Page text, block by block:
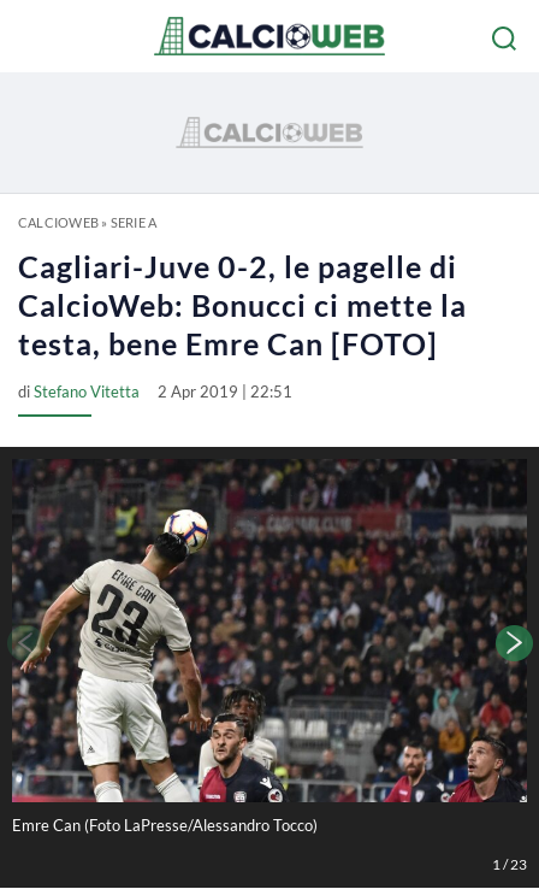
CALCIOWEB» SERIE A
Cagliari-Juve 0-2, le pagelle di
CalcioWeb: Bonucci ci mette la
testa, bene Emre Can [FOTO]
diStefano Vitetta 2 Apr 2019 | 22:51
Emre Can (Foto LaPresse/Alessandro Tocco)
1 /23